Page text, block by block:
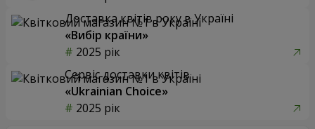
Доставка квітів року в Україні
«Вибір країни»
2025 рік
Сервіс доставки квітів
«Ukrainian Choice»
2025 рік